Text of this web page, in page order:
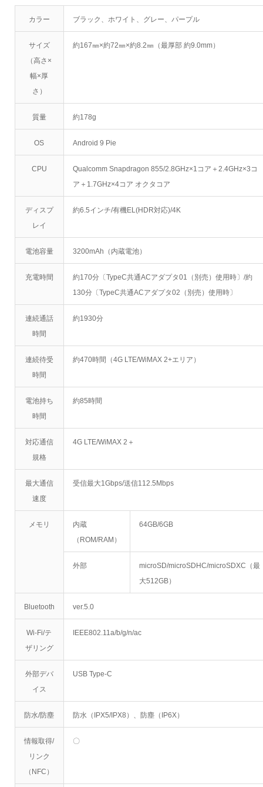
カラー ブラック、ホワイト、グレー、パープル
サイズ
（高さ×
幅×厚
さ）
約167㎜×約72㎜×約8.2㎜（最厚部 約9.0mm）
質量 約178g
OS Android 9 Pie
CPU
Qualcomm Snapdragon 855/2.8GHz×1コア＋2.4GHz×3コ
ア＋1.7GHz×4コア オクタコア
ディスプ
レイ
約6.5インチ/有機EL(HDR対応)/4K
電池容量 3200mAh（内蔵電池）
充電時間
約170分〔TypeC共通ACアダプタ01（別売）使用時〕/約
130分〔TypeC共通ACアダプタ02（別売）使用時〕
連続通話
時間
約1930分
連続待受
時間
約470時間（4G LTE/WiMAX 2+エリア）
電池持ち
時間
約85時間
対応通信
規格
4G LTE/WiMAX 2＋
最大通信
速度
受信最大1Gbps/送信112.5Mbps
メモリ
内蔵
（ROM/RAM）
64GB/6GB
外部
microSD/microSDHC/microSDXC（最
大512GB）
Bluetooth ver.5.0
Wi-Fi/テ
ザリング
IEEE802.11a/b/g/n/ac
外部デバ
イス
USB Type-C
防水/防塵 防水（IPX5/IPX8）、防塵（IP6X）
情報取得/
リンク
（NFC）
〇